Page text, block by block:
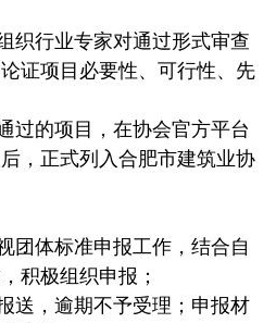
行业专家对通过形式审查
证项目必要性、可行性、先
的项目，在协会官方平台
，正式列入合肥市建筑业协
体标准申报工作，结合自
积极组织申报；
，逾期不予受理；申报材